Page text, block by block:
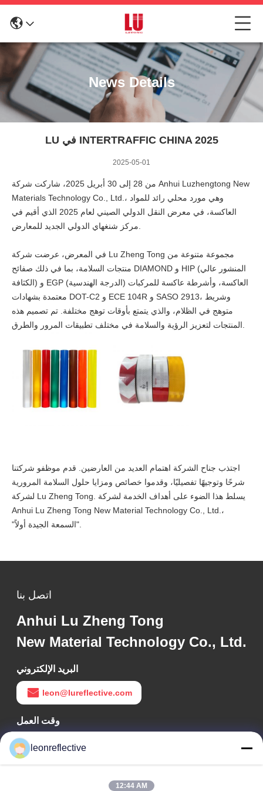
News Details
LU في INTERTRAFFIC CHINA 2025
2025-05-01
من 28 إلى 30 أبريل 2025، شاركت شركة Anhui Luzhengtong New
Materials Technology Co., Ltd.، وهي مورد محلي رائد للمواد
العاكسة، في معرض النقل الدولي الصيني لعام 2025 الذي أقيم في
في المعرض، عرضت شركة Lu Zheng Tong مجموعة متنوعة من
منتجات السلامة، بما في ذلك صفائح DIAMOND و HIP (المنشور عالي
الكثافة) و EGP (الدرجة الهندسية) العاكسة، وأشرطة عاكسة للمركبات
معتمدة بشهادات DOT-C2 و ECE 104R و SASO 2913، وشريط
متوهج في الظلام، والذي يتمتع بأوقات توهج مختلفة. تم تصميم هذه
اجتذب جناح الشركة اهتمام العديد من العارضين. قدم موظفو شركتنا
شرحًا وتوجيهًا تفصيليًا، وقدموا خصائص ومزايا حلول السلامة المرورية
لشركة Lu Zheng Tong. يسلط هذا الضوء على أهداف الخدمة لشركة
Anhui Lu Zheng Tong New Material Technology Co., Ltd.،
"السمعة الجيدة أولاً".
اتصل بنا
Anhui Lu Zheng Tong
New Material Technology Co., Ltd.
البريد الإلكتروني
leon@lureflective.com
وقت العمل
9:00-18:00
عنواننا
leonreflective
12:44 AM